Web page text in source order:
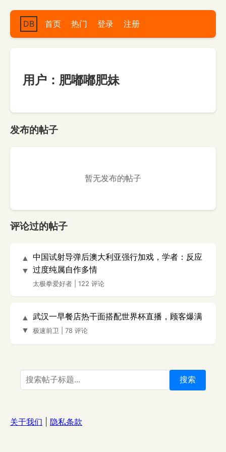
DB 首页 热门 登录 注册
用户：肥嘟嘟肥妹
发布的帖子
暂无发布的帖子
评论过的帖子
▲
▼
中国试射导弹后澳大利亚强行加戏，学者：反应
过度纯属自作多情
太极拳爱好者 122 评论
▲
▼
武汉一早餐店热干面搭配世界杯直播，顾客爆满
极速前卫 78 评论
搜索
关于我们 隐私条款